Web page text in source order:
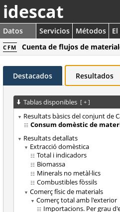
idescat
Datos Servicios Métodos
CFM Cuenta de flujos de
Destacados Resultados
Tablas disponibles [ + ]
Resultats bàsics del conjunt de
Consum domèstic de
Resultats detallats
Extracció domèstica
Total i indicadors
Biomassa
Minerals no metàl·lics
Combustibles fòssils
Comerç físic de materials
Comerç total amb l'exterior
Importacions. Per grau